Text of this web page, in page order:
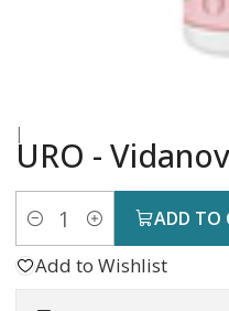
|
URO -
Quantity ADD TO
Add to Wishlist